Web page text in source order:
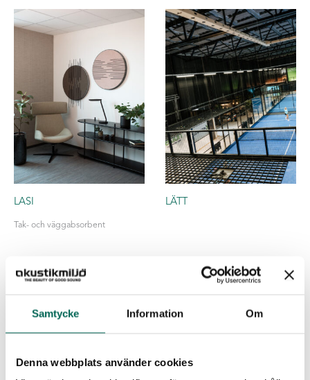
Samtycke Information Om
Denna webbplats använder cookies
LASI
Tak- och väggabsorbent
LÄTT